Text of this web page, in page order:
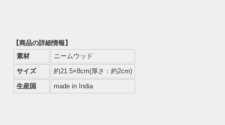
【商品の詳細情報】
素材
ニームウッド
サイズ
約21.5×8cm(厚さ：約2cm)
生産国
made in India